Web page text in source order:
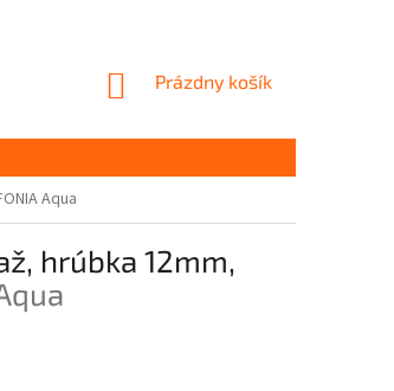
NÁKUPNÝ
Prázdny košík
Aqua
hrúbka 12mm,